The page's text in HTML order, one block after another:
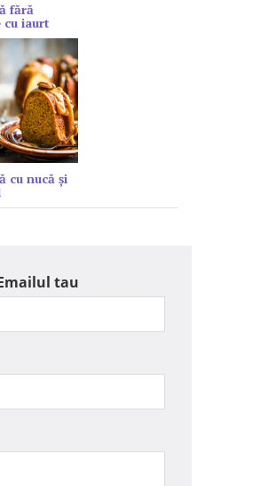
fără
cu iaurt
cu nucă și
tau